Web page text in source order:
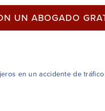
UN ABOGADO
en un accidente de tráfico